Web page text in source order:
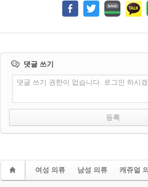
댓글 쓰기
댓글 쓰기 권한이 없습니다. 로그인 하시
여성 의류 남성 의류 캐쥬얼